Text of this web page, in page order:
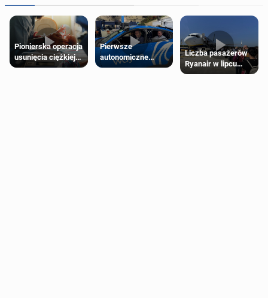
Pionierska operacja
usunięcia ciężkiej
wady wrodzonej
Pierwsze
autonomiczne
Ubery pojawią się
Liczba pasażerów
Ryanair w lipcu
pobiła rekord